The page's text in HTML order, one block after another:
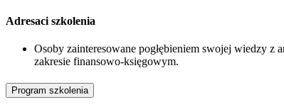
Adresaci szkolenia
Osoby zainteresowane pogłębieniem swojej wiedzy
zakresie finansowo-księgowym.
Program szkolenia